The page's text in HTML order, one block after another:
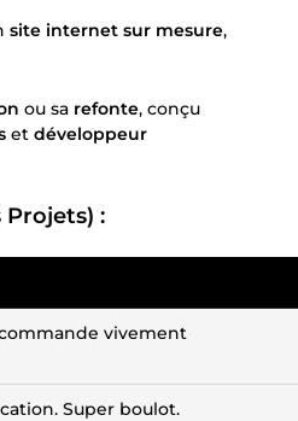
site internet sur mesure,
ou sa refonte, conçu
et développeur
Projets) :
vivement
Super boulot.